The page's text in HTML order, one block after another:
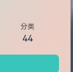
分类
44